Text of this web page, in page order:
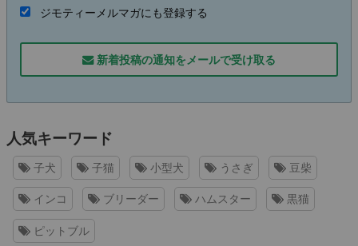
ジモティーメルマガにも登録する
新着投稿の通知をメールで受け取る
人気キーワード
子犬 子猫 小型犬 うさぎ 豆柴
インコ ブリーダー ハムスター 黒猫
ピットブル